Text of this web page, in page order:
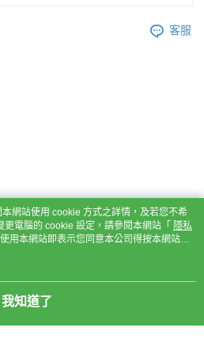
客服
網站使用 cookie 方式之詳情，及若您不希
電腦的 cookie 設定，請參閱本網站「 隱私
用本網站即表示您同意本公司得按本網站使
我知道了